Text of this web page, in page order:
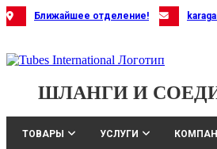
Skip
to
Ближайшее отделение!
ШЛАНГИ И
ТОВАРЫ УСЛУГИ